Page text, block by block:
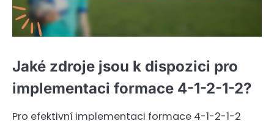
Jaké zdroje jsou k dispozici pro
implementaci formace 4-1-2-1-2?
Pro efektivní implementaci formace 4-1-2-1-2